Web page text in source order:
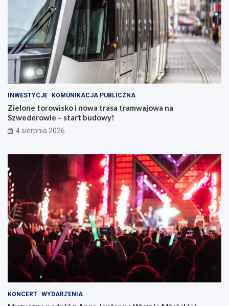
INWESTYCJE KOMUNIKACJA PUBLICZNA
Zielone torowisko i nowa trasa tramwajowa na
Szwederowie – start budowy!
4 sierpnia 2026
KONCERT WYDARZENIA